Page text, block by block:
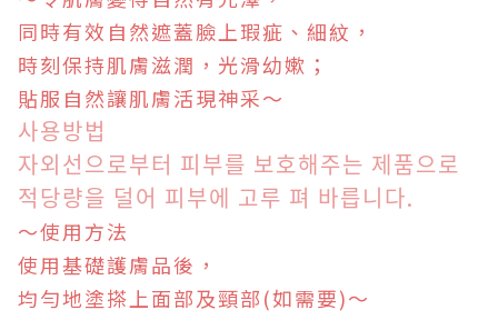
同時有效自然遮蓋臉上瑕疵、細紋，
時刻保持肌膚滋潤，光滑幼嫰；
貼服自然讓肌膚活現神采～
사용방법
자외선으로부터 피부를 보호해주는 제품으로
적당량을 덜어 피부에 고루 펴 바릅니다.
～使用方法
使用基礎護膚品後，
均勻地塗搽上面部及頸部(如需要)～